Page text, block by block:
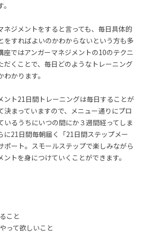
ネジメントをすると言っても、毎日具体的
をすればよいのかわからないという方も多
座ではアンガーマネジメントの10のテクニ
だくことで、毎日どのようなトレーニング
かります。
ント21日間トレーニングは毎日することが
決まっていますので、メニュー通りにプロ
いるうちにいつの間にか３週間経ってしま
に21日間毎朝届く「21日間ステップメー
ポート。スモールステップで楽しみながら
ントを身につけていくことができます。
こと
って欲しいこと